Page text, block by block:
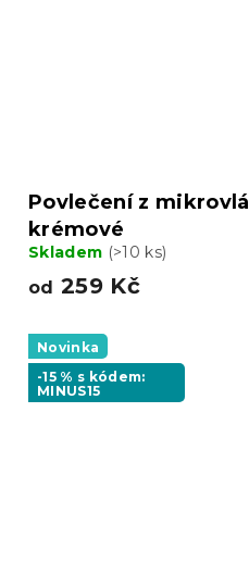
Povlečení z
krémové
Skladem (>10 ks)
od 259 Kč
Novinka
-15 % s kódem:
MINUS15